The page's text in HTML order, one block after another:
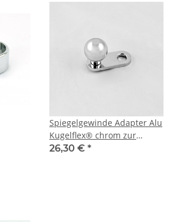
Spiegelgewinde Adapter Alu
Kugelflex® chrom zur
Befestigung am Rückspiegel
26,30 € *